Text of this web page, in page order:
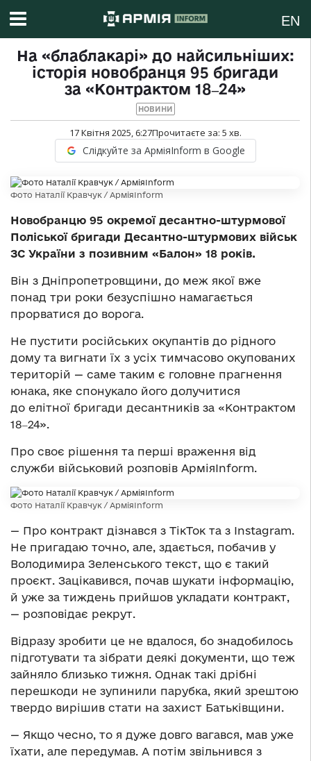
EN
На «блаблакарі» до найсильніших:
історія новобранця 95 бригади
за «Контрактом 18‒24»
НОВИНИ
17 Квітня 2025, 6:27Прочитаєте за: 5 хв.
Слідкуйте за АрміяInform в Google
Фото Наталії Кравчук / АрміяInform
Новобранцю 95 окремої десантно-штурмової
Поліської бригади Десантно-штурмових військ
ЗС України з позивним «Балон» 18 років.
Він з Дніпропетровщини, до меж якої вже
понад три роки безуспішно намагається
прорватися до ворога.
Не пустити російських окупантів до рідного
дому та вигнати їх з усіх тимчасово окупованих
територій — саме таким є головне прагнення
юнака, яке спонукало його долучитися
до елітної бригади десантників за «Контрактом
18‒24».
Про своє рішення та перші враження від
служби військовий розповів АрміяInform.
Фото Наталії Кравчук / АрміяInform
— Про контракт дізнався з ТікТок та з Instagram.
Не пригадаю точно, але, здається, побачив у
Володимира Зеленського текст, що є такий
проєкт. Зацікавився, почав шукати інформацію,
й уже за тиждень прийшов укладати контракт,
— розповідає рекрут.
Відразу зробити це не вдалося, бо знадобилось
підготувати та зібрати деякі документи, що теж
зайняло близько тижня. Однак такі дрібні
перешкоди не зупинили парубка, який зрештою
твердо вирішив стати на захист Батьківщини.
— Якщо чесно, то я дуже довго вагався, мав уже
їхати, але передумав. А потім звільнився з